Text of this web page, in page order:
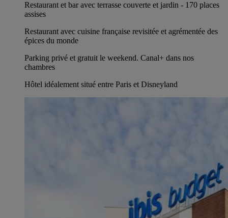
Restaurant et bar avec terrasse couverte et jardin - 170 places
assises
Restaurant avec cuisine française revisitée et agrémentée des
épices du monde
Parking privé et gratuit le weekend. Canal+ dans nos
chambres
Hôtel idéalement situé entre Paris et Disneyland